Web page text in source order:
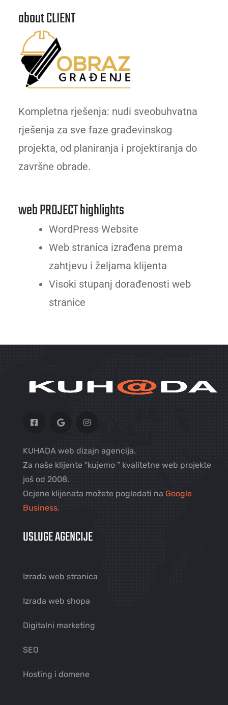
about CLIENT
Kompletna rješenja: nudi sveobuhvatna
rješenja za sve faze građevinskog
projekta, od planiranja i projektiranja do
završne obrade.
web PROJECT highlights
WordPress Website
Web stranica izrađena prema
zahtjevu i željama klijenta
Visoki stupanj dorađenosti web
stranice
KUHADA web dizajn agencija.
Za naše klijente “kujemo ” kvalitetne web projekte
još od 2008.
Ocjene klijenata možete pogledati na Google
Business.
USLUGE AGENCIJE
Izrada web stranica
Izrada web shopa
Digitalni marketing
SEO
Hosting i domene